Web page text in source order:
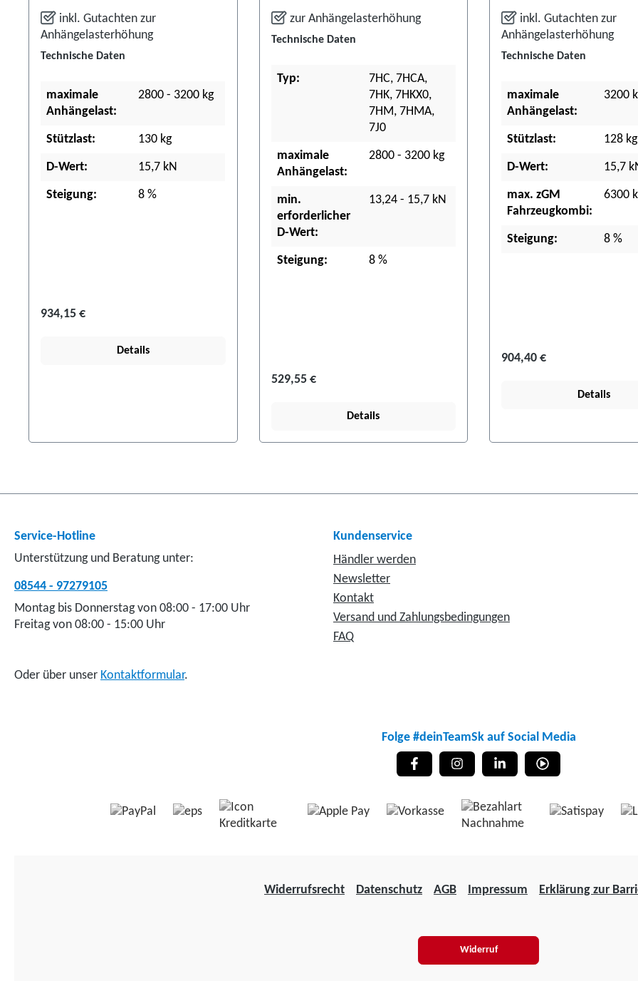
inkl. Gutachten zur
Anhängelasterhöhung
Technische Daten
maximale
Anhängelast:
2800 - 3200 kg
Stützlast: 130 kg
D-Wert: 15,7 kN
Steigung: 8 %
934,15 €
Details
zur Anhängelasterhöhung
Technische Daten
Typ:
7HC, 7HCA,
7HK, 7HKX0,
7HM, 7HMA,
7J0
maximale
Anhängelast:
2800 - 3200 kg
min.
erforderlicher
D-Wert:
13,24 - 15,7 kN
Steigung: 8 %
529,55 €
Details
inkl. Gutachten zur
Anhängelasterhöhung
Technische Daten
maximale
Anhängelast:
3200
Stützlast: 128 kg
D-Wert: 15,7
max. zGM
Fahrzeugkombi:
6300
Steigung: 8 %
904,40 €
Details
Service-Hotline
Unterstützung und Beratung unter:
08544 - 97279105
Montag bis Donnerstag von 08:00 - 17:00 Uhr
Freitag von 08:00 - 15:00 Uhr
Oder über unser Kontaktformular.
Kundenservice
Händler werden
Newsletter
Kontakt
Versand und Zahlungsbedingungen
FAQ
Folge #deinTeamSk auf Social Media
Widerrufsrecht Datenschutz AGB Impressum Erklärung zur
Widerruf